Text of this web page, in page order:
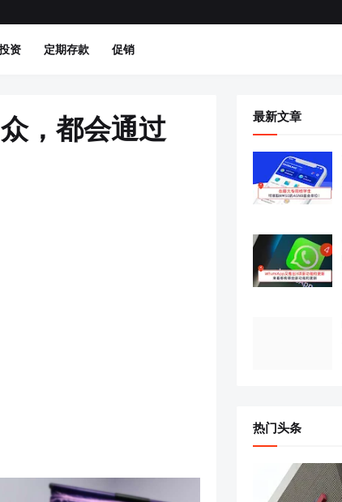
资 定期存款 促销
，都会通过
最新文章
热门头条